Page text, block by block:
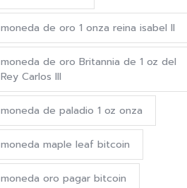
moneda de oro 1 onza reina isabel II
moneda de oro Britannia de 1 oz del
Rey Carlos III
moneda de paladio 1 oz onza
moneda maple leaf bitcoin
moneda oro pagar bitcoin